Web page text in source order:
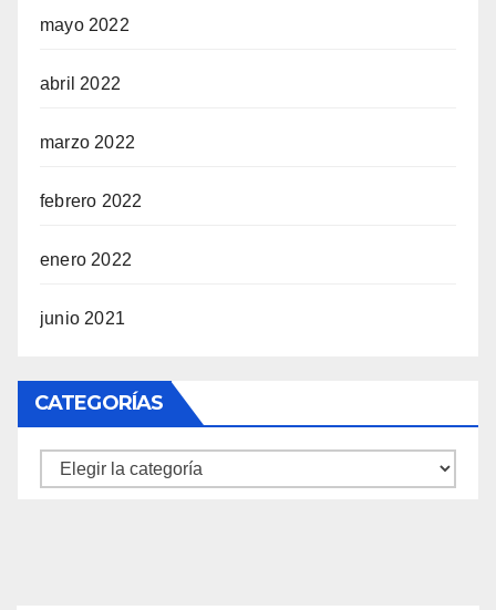
mayo 2022
abril 2022
marzo 2022
febrero 2022
enero 2022
junio 2021
CATEGORÍAS
Categorías